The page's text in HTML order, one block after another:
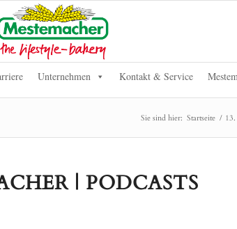
Unternehmen Kontakt & Service
Sie sind hier: Startseite /
| PODCASTS